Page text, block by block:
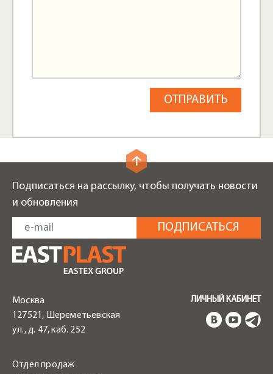
Подписаться на рассылку, чтобы получать новости
и обновления
Москва
127521, Шереметьевская
ул., д. 47, каб. 252
Отдел продаж
ЛИЧНЫЙ КАБИНЕТ